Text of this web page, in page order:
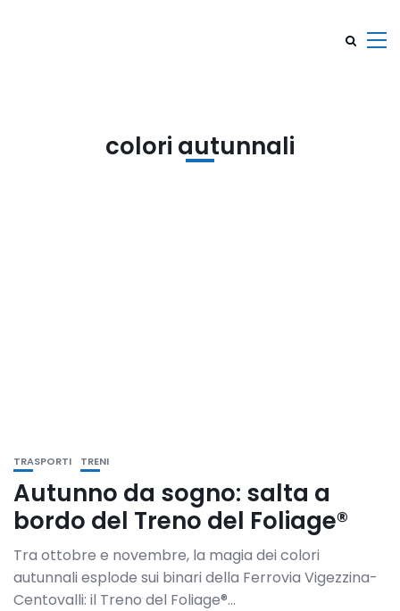
colori autunnali
TRASPORTI TRENI
Autunno da sogno: salta a
bordo del Treno del Foliage®
Tra ottobre e novembre, la magia dei colori
autunnali esplode sui binari della Ferrovia Vigezzina-
Centovalli: il Treno del Foliage®...